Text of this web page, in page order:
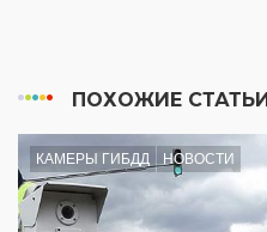
ПОХОЖИЕ СТАТЬИ
КАМЕРЫ ГИБДД НОВОСТИ